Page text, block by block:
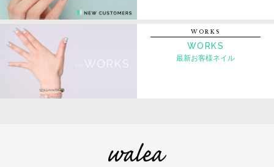
WORKS
WORKS
最新お客様ネイル